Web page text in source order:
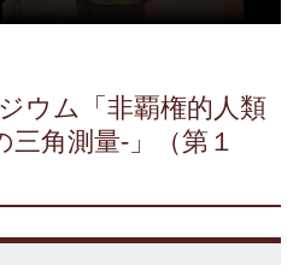
ウム「非覇権的人類
角測量‐」（第１